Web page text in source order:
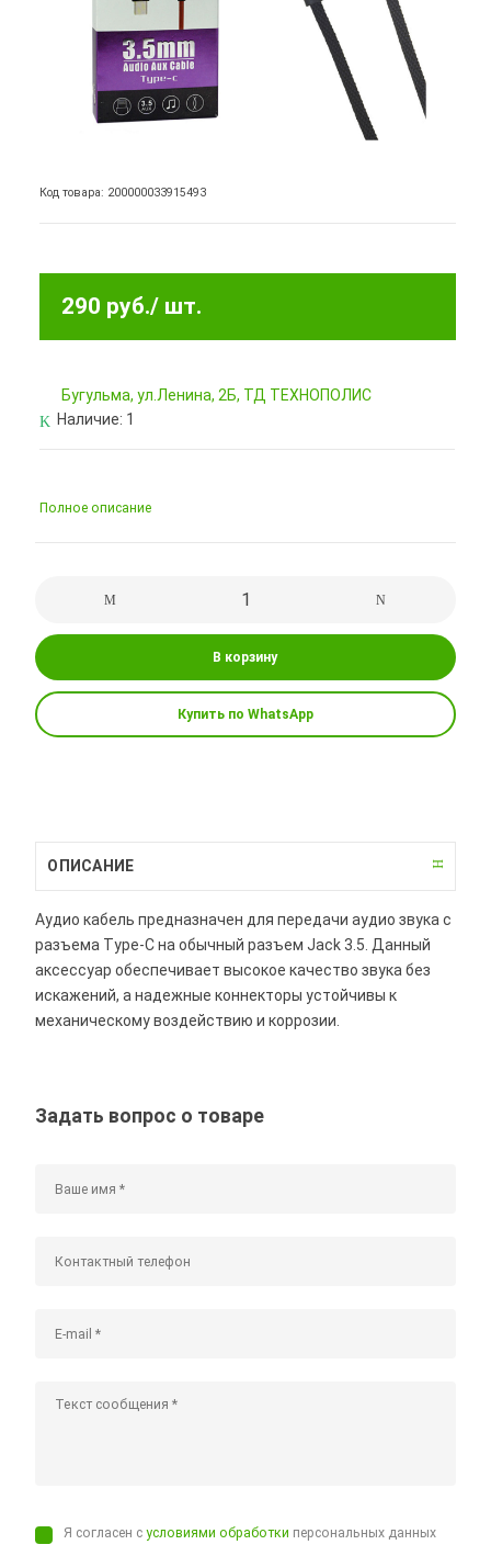
Код товара: 200000033915493
290 руб./ шт.
Бугульма, ул.Ленина, 2Б, ТД ТЕХНОПОЛИС
Наличие: 1
Полное описание
В корзину
Купить по WhatsApp
ОПИСАНИЕ
Аудио кабель предназначен для передачи аудио звука с
разъема Type-C на обычный разъем Jack 3.5. Данный
аксессуар обеспечивает высокое качество звука без
искажений, а надежные коннекторы устойчивы к
механическому воздействию и коррозии.
Задать вопрос о товаре
Я согласен сусловиями обработки персональных данных